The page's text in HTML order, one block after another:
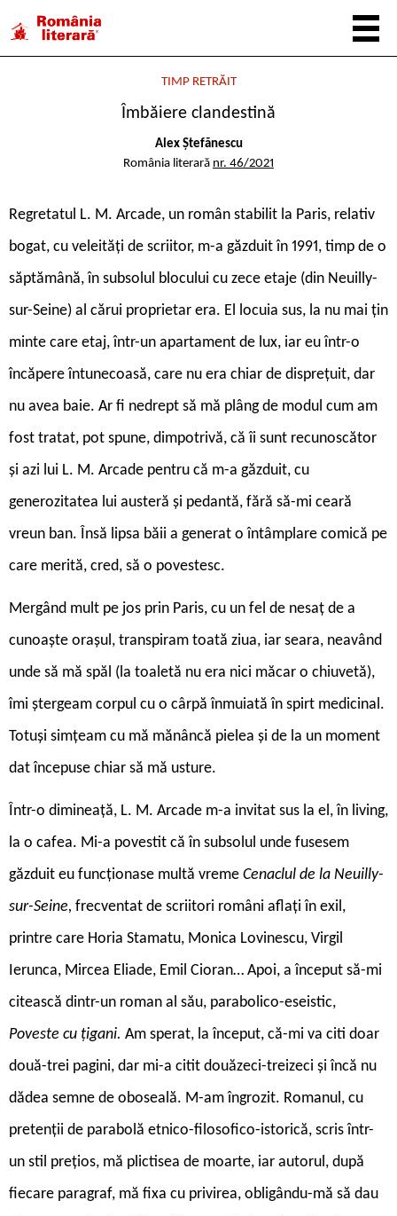
TIMP RETRĂIT
Îmbăiere clandestină
Alex Ștefănescu
România literară nr. 46/2021
Regretatul L. M. Arcade, un român stabilit la Paris, relativ
bogat, cu veleități de scriitor, m-a găzduit în 1991, timp de o
săptămână, în subsolul blocului cu zece etaje (din Neuilly-
sur-Seine) al cărui proprietar era. El locuia sus, la nu mai țin
minte care etaj, într-un apartament de lux, iar eu într-o
încăpere întunecoasă, care nu era chiar de disprețuit, dar
nu avea baie. Ar fi nedrept să mă plâng de modul cum am
fost tratat, pot spune, dimpotrivă, că îi sunt recunoscător
și azi lui L. M. Arcade pentru că m-a găzduit, cu
generozitatea lui austeră și pedantă, fără să-mi ceară
vreun ban. Însă lipsa băii a generat o întâmplare comică pe
care merită, cred, să o povestesc.
Mergând mult pe jos prin Paris, cu un fel de nesaț de a
cunoaște orașul, transpiram toată ziua, iar seara, neavând
unde să mă spăl (la toaletă nu era nici măcar o chiuvetă),
îmi ștergeam corpul cu o cârpă înmuiată în spirt medicinal.
Totuși simțeam cu mă mănâncă pielea și de la un moment
dat începuse chiar să mă usture.
Într-o dimineață, L. M. Arcade m-a invitat sus la el, în living,
la o cafea. Mi-a povestit că în subsolul unde fusesem
găzduit eu funcționase multă vreme Cenaclul de la Neuilly-
sur-Seine, frecventat de scriitori români aflați în exil,
printre care Horia Stamatu, Monica Lovinescu, Virgil
Ierunca, Mircea Eliade, Emil Cioran… Apoi, a început să-mi
citească dintr-un roman al său, parabolico-eseistic,
Poveste cu țigani. Am sperat, la început, că-mi va citi doar
două-trei pagini, dar mi-a citit douăzeci-treizeci și încă nu
dădea semne de oboseală. M-am îngrozit. Romanul, cu
pretenții de parabolă etnico-filosofico-istorică, scris într-
un stil prețios, mă plictisea de moarte, iar autorul, după
fiecare paragraf, mă fixa cu privirea, obligându-mă să dau